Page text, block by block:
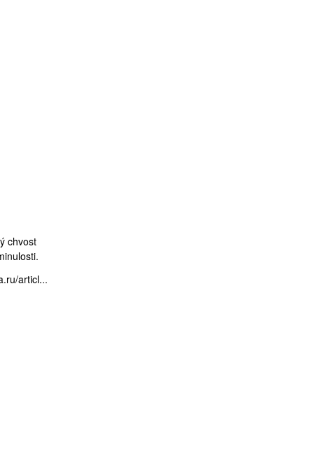
chvost
articl...